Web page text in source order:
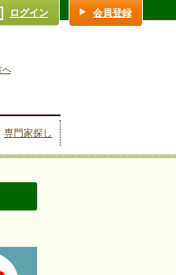
へ
専門家探し
ログイン 会員登録